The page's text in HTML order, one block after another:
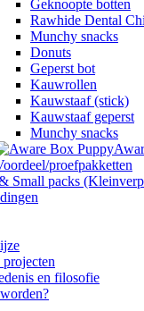
Geknoopte botten
Rawhide Dental
Munchy snacks
Donuts
Geperst bot
Kauwrollen
Kauwstaaf (stick)
Kauwstaaf geperst
Munchy snacks
proefpakketten
Small packs
projecten
en filosofie